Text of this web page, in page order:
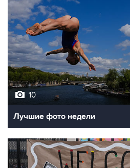
10
Лучшие фото недели